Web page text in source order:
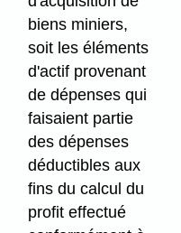
biens miniers,
soit les éléments
d'actif provenant
de dépenses qui
faisaient partie
des dépenses
déductibles aux
fins du calcul du
profit effectué